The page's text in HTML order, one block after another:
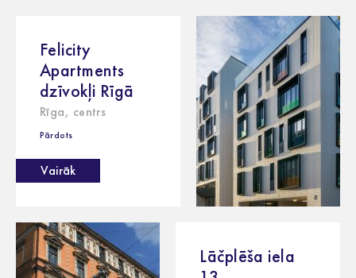
Felicity
Apartments
dzīvokļi Rīgā
Rīga, centrs
Pārdots
Vairāk
Lāčplēša iela